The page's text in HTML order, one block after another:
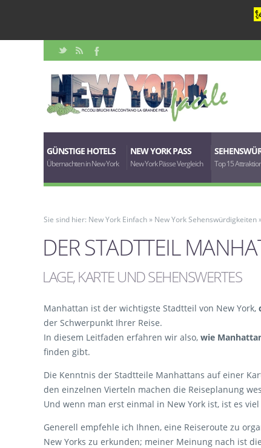
GÜNSTIGE HOTELS
Übernachten in New York
NEW YORK PASS
New York Pässe Vergleich Top 15
Sie sind hier: New York Einfach» New York Sehenswürdigkeiten
DER STADTTEIL
LAGE, KARTE UND SEHENSWERTES
Manhattan ist der wichtigste Stadtteil von New York,
der Schwerpunkt Ihrer Reise.
In diesem Leitfaden erfahren wir also, wie
finden gibt.
Die Kenntnis der Stadtteile Manhattans auf einer
den einzelnen Vierteln machen die Reiseplanung
Und wenn man erst einmal in New York ist, ist es
Generell empfehle ich Ihnen, eine Reiseroute zu
New Yorks zu erkunden; meiner Meinung nach ist